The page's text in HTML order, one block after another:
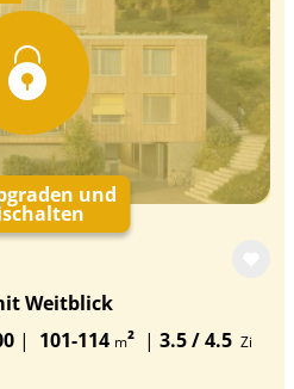
und
Weitblick
| 101-114 m² | 3.5 / 4.5 Zi